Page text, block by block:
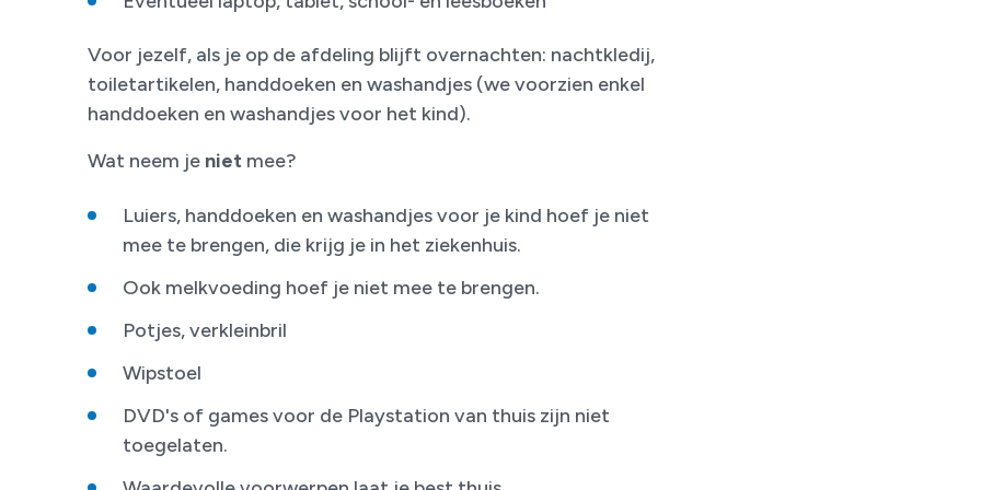
Voor jezelf, als je op de afdeling blijft overnachten: nachtkledij,
toiletartikelen, handdoeken en washandjes (we voorzien enkel
handdoeken en washandjes voor het kind).
Wat neem je niet mee?
Luiers, handdoeken en washandjes voor je kind hoef je niet
mee te brengen, die krijg je in het ziekenhuis.
Ook melkvoeding hoef je niet mee te brengen.
Potjes, verkleinbril
Wipstoel
DVD's of games voor de Playstation van thuis zijn niet
toegelaten.